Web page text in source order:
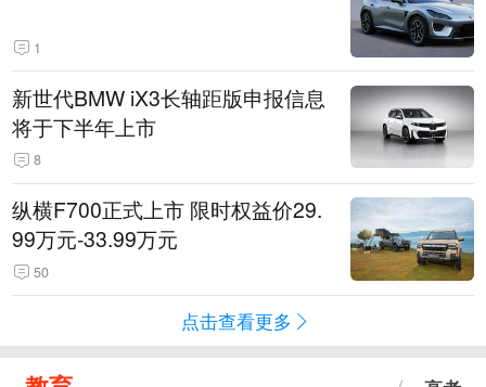
1
新世代BMW iX3长轴距版申报信息
将于下半年上市
8
纵横F700正式上市 限时权益价29.
99万元-33.99万元
50
点击查看更多